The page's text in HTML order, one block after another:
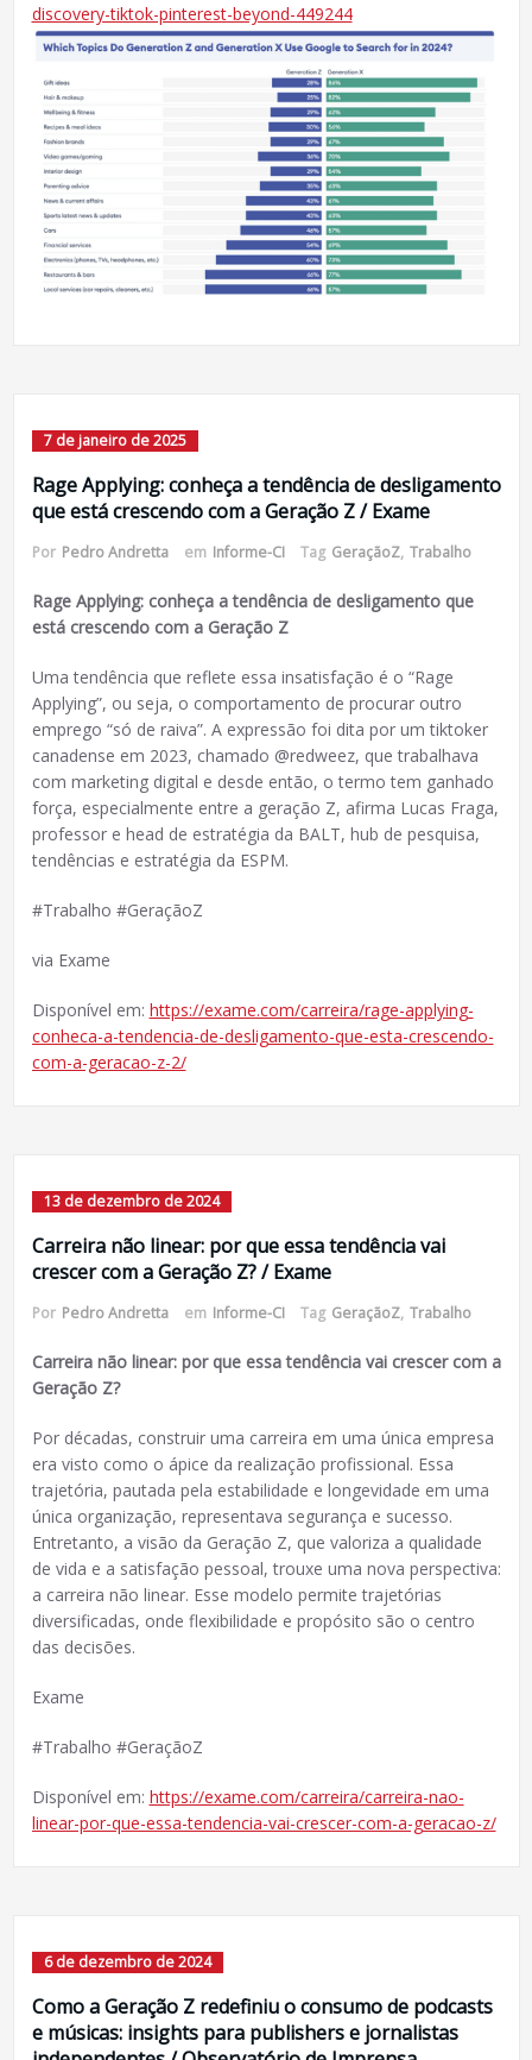
discovery-tiktok-pinterest-beyond-449244
7 de janeiro de 2025
Rage Applying: conheça a tendência de desligamento
que está crescendo com a Geração Z / Exame
Por Pedro Andretta em Informe-CI Tag GeraçãoZ, Trabalho
Rage Applying: conheça a tendência de desligamento que
está crescendo com a Geração Z
Uma tendência que reflete essa insatisfação é o “Rage
Applying”, ou seja, o comportamento de procurar outro
emprego “só de raiva”. A expressão foi dita por um tiktoker
canadense em 2023, chamado @redweez, que trabalhava
com marketing digital e desde então, o termo tem ganhado
força, especialmente entre a geração Z, afirma Lucas Fraga,
professor e head de estratégia da BALT, hub de pesquisa,
tendências e estratégia da ESPM.
#Trabalho #GeraçãoZ
via Exame
Disponível em: https://exame.com/carreira/rage-applying-
conheca-a-tendencia-de-desligamento-que-esta-crescendo-
com-a-geracao-z-2/
13 de dezembro de 2024
Carreira não linear: por que essa tendência vai
crescer com a Geração Z? / Exame
Por Pedro Andretta em Informe-CI Tag GeraçãoZ, Trabalho
Carreira não linear: por que essa tendência vai crescer com a
Geração Z?
Por décadas, construir uma carreira em uma única empresa
era visto como o ápice da realização profissional. Essa
trajetória, pautada pela estabilidade e longevidade em uma
única organização, representava segurança e sucesso.
Entretanto, a visão da Geração Z, que valoriza a qualidade
de vida e a satisfação pessoal, trouxe uma nova perspectiva:
a carreira não linear. Esse modelo permite trajetórias
diversificadas, onde flexibilidade e propósito são o centro
das decisões.
Exame
#Trabalho #GeraçãoZ
Disponível em: https://exame.com/carreira/carreira-nao-
linear-por-que-essa-tendencia-vai-crescer-com-a-geracao-z/
6 de dezembro de 2024
Como a Geração Z redefiniu o consumo de podcasts
e músicas: insights para publishers e jornalistas